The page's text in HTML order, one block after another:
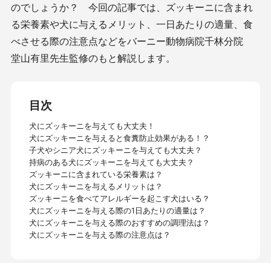
のでしょうか？ 今回の記事では、ズッキーニに含まれ
る栄養素や犬に与えるメリット、一日あたりの適量、食
べさせる際の注意点などをバーニー動物病院千林分院
堂山有里先生監修のもと解説します。
目次
犬にズッキーニを与えても大丈夫！
犬にズッキーニを与えると食糞防止効果がある！？
子犬やシニア犬にズッキーニを与えても大丈夫？
持病のある犬にズッキーニを与えても大丈夫？
ズッキーニに含まれている栄養素は？
犬にズッキーニを与えるメリットは？
ズッキーニを食べてアレルギーを起こす犬はいる？
犬にズッキーニを与える際の1日あたりの適量は？
犬にズッキーニを与える際のおすすめの調理法は？
犬にズッキーニを与える際の注意点は？